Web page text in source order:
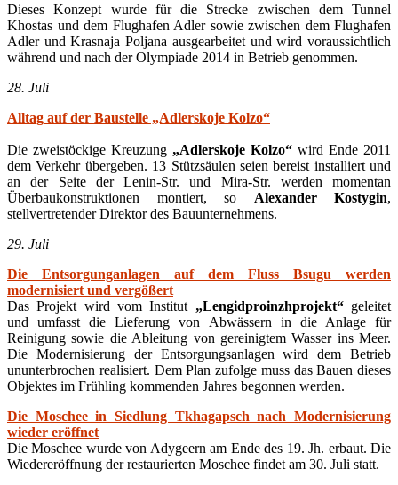
Dieses Konzept wurde für die Strecke zwischen dem Tunnel
Khostas und dem Flughafen Adler sowie zwischen dem Flughafen
Adler und Krasnaja Poljana ausgearbeitet und wird voraussichtlich
während und nach der Olympiade 2014 in Betrieb genommen.
28. Juli
Alltag auf der Baustelle „Adlerskoje Kolzo“
Die zweistöckige Kreuzung „Adlerskoje Kolzo“ wird Ende 2011
dem Verkehr übergeben. 13 Stützsäulen seien bereist installiert und
an der Seite der Lenin-Str. und Mira-Str. werden momentan
Überbaukonstruktionen montiert, so Alexander Kostygin,
stellvertretender Direktor des Bauunternehmens.
29. Juli
Die Entsorgunganlagen auf dem Fluss Bsugu werden
modernisiert und vergößert
Das Projekt wird vom Institut „Lengidproinzhprojekt“geleitet
und umfasst die Lieferung von Abwässern in die Anlage für
Reinigung sowie die Ableitung von gereinigtem Wasser ins Meer.
Die Modernisierung der Entsorgungsanlagen wird dem Betrieb
ununterbrochen realisiert. Dem Plan zufolge muss das Bauen dieses
Objektes im Frühling kommenden Jahres begonnen werden.
Die Moschee in Siedlung Tkhagapsch nach Modernisierung
wieder eröffnet
Die Moschee wurde von Adygeern am Ende des 19. Jh. erbaut. Die
Wiedereröffnung der restaurierten Moschee findet am 30. Juli statt.